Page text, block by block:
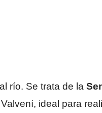
río. Se trata de la
ideal para